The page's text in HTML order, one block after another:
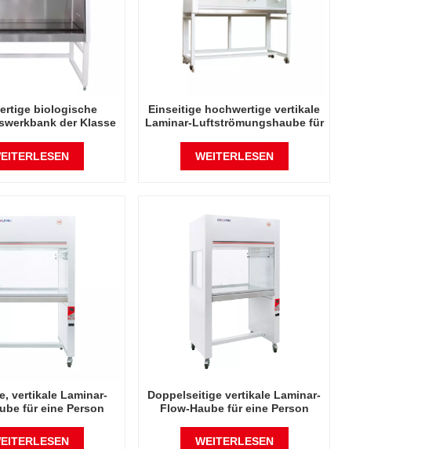
biologische
der Klasse
Einseitige hochwertige vertikale
Laminar-Luftströmungshaube für
WEITERLESEN
vertikale Laminar-
für eine Person
Doppelseitige vertikale Laminar-
Flow-Haube für eine Person
WEITERLESEN